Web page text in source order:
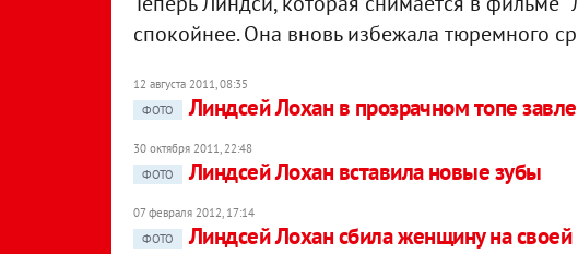
спокойнее. Она вновь избежала тюремного
12 августа 2011, 08:35
ФОТО
Линдсей Лохан в прозрачном топе
30 октября 2011, 22:48
ФОТО
Линдсей Лохан вставила новые зубы
07 февраля 2012, 17:14
ФОТО
Линдсей Лохан сбила женщину на